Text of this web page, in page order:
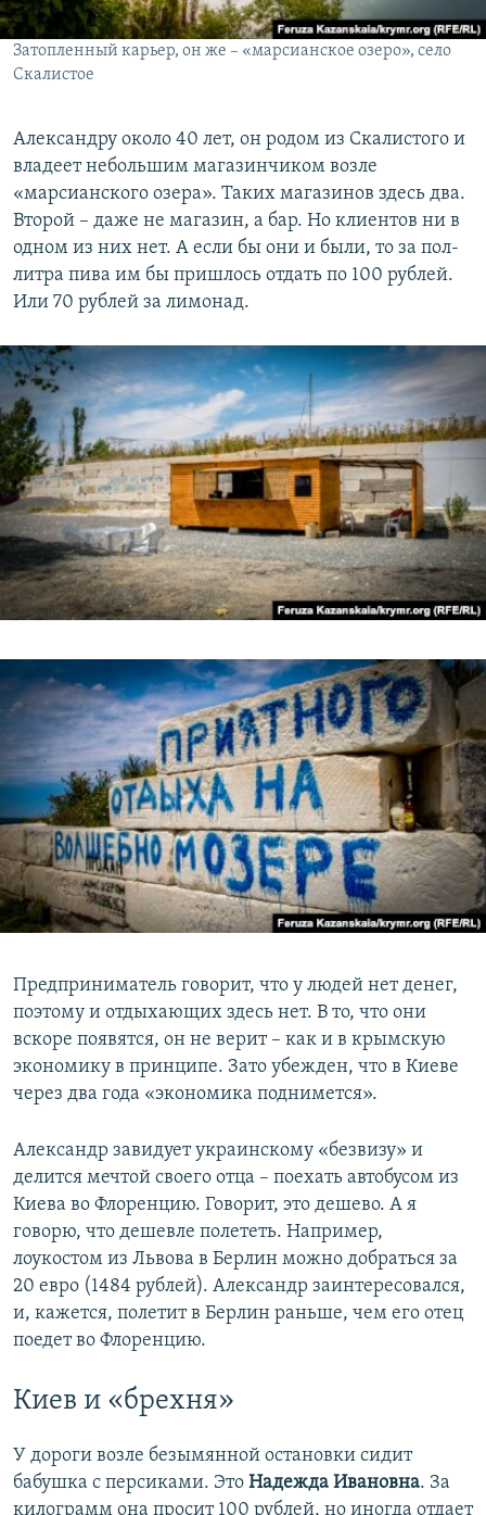
Затопленный карьер, он же – «марсианское озеро», село
Скалистое
​Александру около 40 лет, он родом из Скалистого и
владеет небольшим магазинчиком возле
«марсианского озера». Таких магазинов здесь два.
Второй – даже не магазин, а бар. Но клиентов ни в
одном из них нет. А если бы они и были, то за пол-
литра пива им бы пришлось отдать по 100 рублей.
Или 70 рублей за лимонад.​
Предприниматель говорит, что у людей нет денег,
поэтому и отдыхающих здесь нет. В то, что они
вскоре появятся, он не верит – как и в крымскую
экономику в принципе. Зато убежден, что в Киеве
через два года «экономика поднимется».
Александр завидует украинскому «безвизу» и
делится мечтой своего отца – поехать автобусом из
Киева во Флоренцию. Говорит, это дешево. А я
говорю, что дешевле полететь. Например,
лоукостом из Львова в Берлин можно добраться за
20 евро (1484 рублей). Александр заинтересовался,
и, кажется, полетит в Берлин раньше, чем его отец
поедет во Флоренцию.
Киев и «брехня»
У дороги возле безымянной остановки сидит
бабушка с персиками. Это Надежда Ивановна. За
килограмм она просит 100 рублей, но иногда отдает